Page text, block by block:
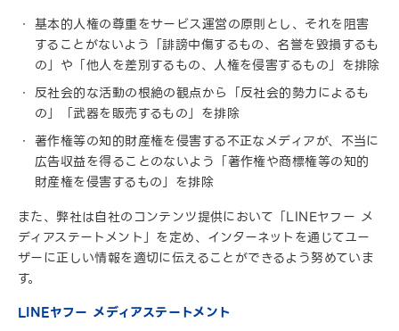
基本的人権の尊重をサービス運営の原則とし、それを阻害
することがないよう「誹謗中傷するもの、名誉を毀損するも
の」や「他人を差別するもの、人権を侵害するもの」を排除
反社会的な活動の根絶の観点から「反社会的勢力によるも
の」「武器を販売するもの」を排除
著作権等の知的財産権を侵害する不正なメディアが、不当に
広告収益を得ることのないよう「著作権や商標権等の知的
財産権を侵害するもの」を排除
また、弊社は自社のコンテンツ提供において「LINEヤフー メ
ディアステートメント」を定め、インターネットを通じてユー
ザーに正しい情報を適切に伝えることができるよう努めていま
す。
LINEヤフー メディアステートメント